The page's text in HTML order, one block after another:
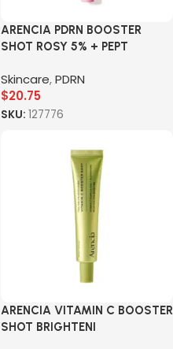
ARENCIA PDRN BOOSTER
SHOT ROSY 5% + PEPT
Skincare,PDRN
$20.75
SKU: 127776
ARENCIA VITAMIN C BOOSTER
SHOT BRIGHTENI